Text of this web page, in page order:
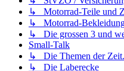
↳ Motorrad-Teile und
↳ Motorrad-
↳ Die grossen 3 und
Small-Talk
↳ Die Themen der
↳ Die Laberecke